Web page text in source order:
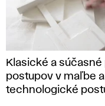
Klasické a
postupov v maľbe
technologické